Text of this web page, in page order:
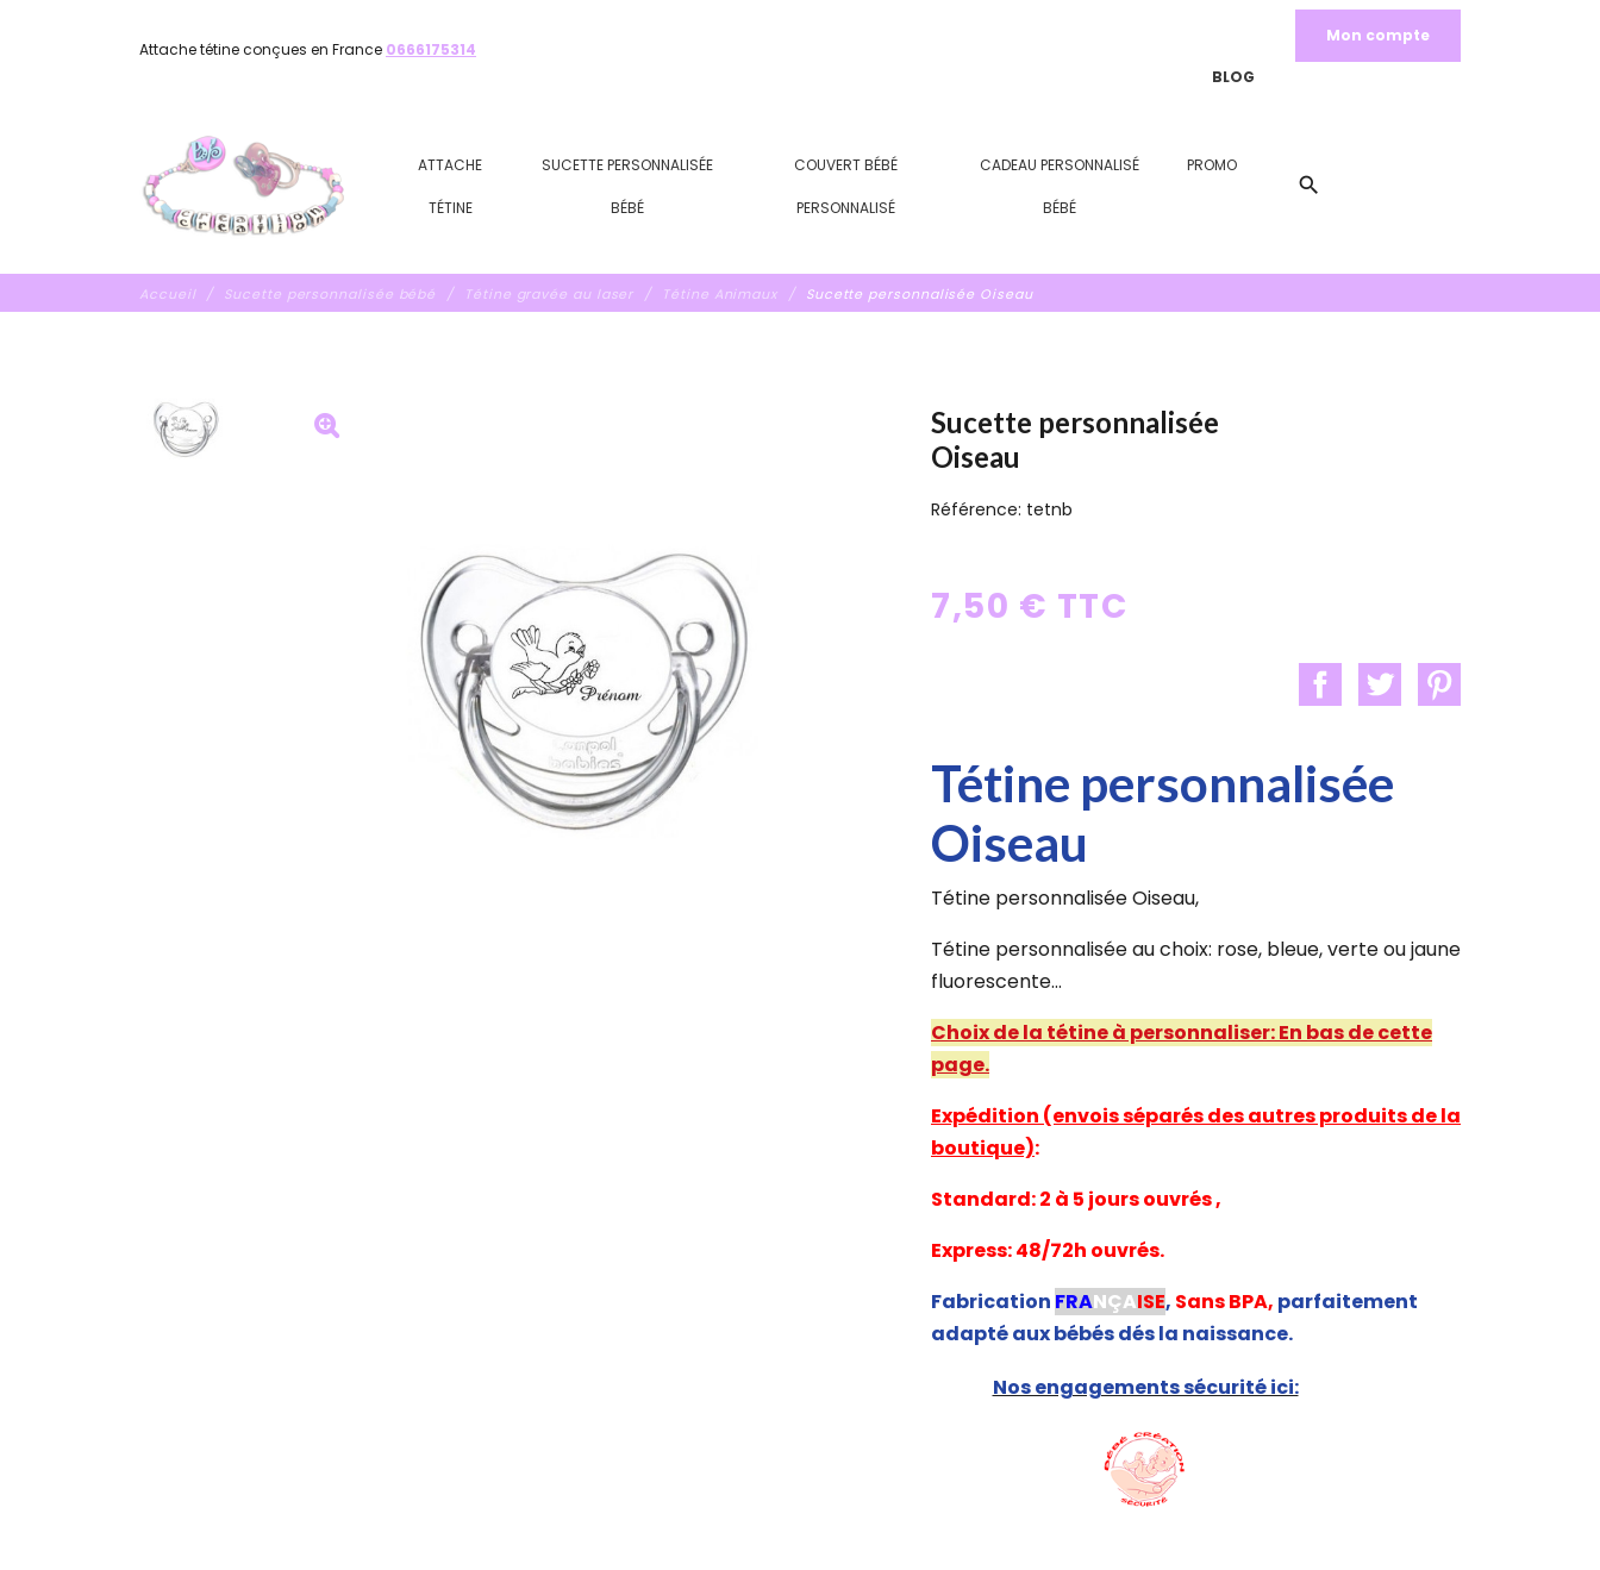
Attache tétine conçues en France 0666175314
Mon compte
BLOG
ATTACHE
TÉTINE
SUCETTE PERSONNALISÉE
BÉBÉ
COUVERT BÉBÉ
PERSONNALISÉ
CADEAU PERSONNALISÉ
BÉBÉ
PROMO
search
Accueil Sucette personnalisée bébé Tétine gravée au laser Tétine Animaux Sucette personnalisée Oiseau
Sucette personnalisée
Oiseau
Référence: tetnb
7,50 € TTC
Tétine personnalisée
Oiseau
Tétine personnalisée Oiseau,
Tétine personnalisée au choix: rose, bleue, verte ou jaune
fluorescente...
Choix de la tétine à personnaliser: En bas de cette
page.
Expédition (envois séparés des autres produits de la
boutique):
Standard: 2 à 5 jours ouvrés ,
Express: 48/72h ouvrés.
Fabrication FRANÇAISE, Sans BPA, parfaitement
adapté aux bébés dés la naissance.
Nos engagements sécurité ici: